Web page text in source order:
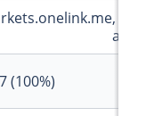
(100%)